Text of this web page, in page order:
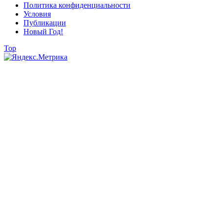
Политика конфиденциальности
Условия
Публикации
Новый Год!
Top